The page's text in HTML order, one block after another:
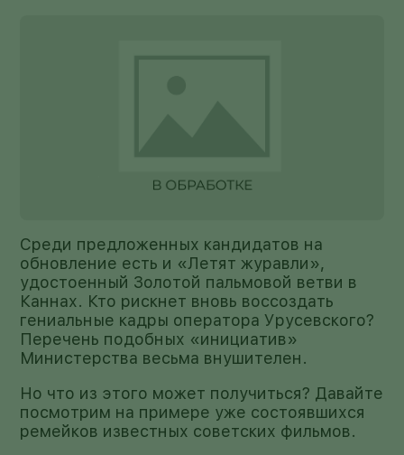
Среди предложенных кандидатов на
обновление есть и «Летят журавли»,
удостоенный Золотой пальмовой ветви в
Каннах. Кто рискнет вновь воссоздать
гениальные кадры оператора Урусевского?
Перечень подобных «инициатив»
Министерства весьма внушителен.
Но что из этого может получиться? Давайте
посмотрим на примере уже состоявшихся
ремейков известных советских фильмов.